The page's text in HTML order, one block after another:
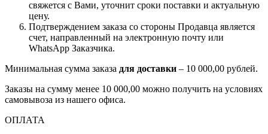
свяжется с Вами, уточнит сроки поставки и актуальную
цену.
Подтверждением заказа со стороны Продавца является
счет, направленный на электронную почту или
WhatsApp Заказчика.
Минимальная сумма заказа для доставки – 10 000,00 рублей.
Заказы на сумму менее 10 000,00 можно получить на условиях
самовывоза из нашего офиса.
ОПЛАТА